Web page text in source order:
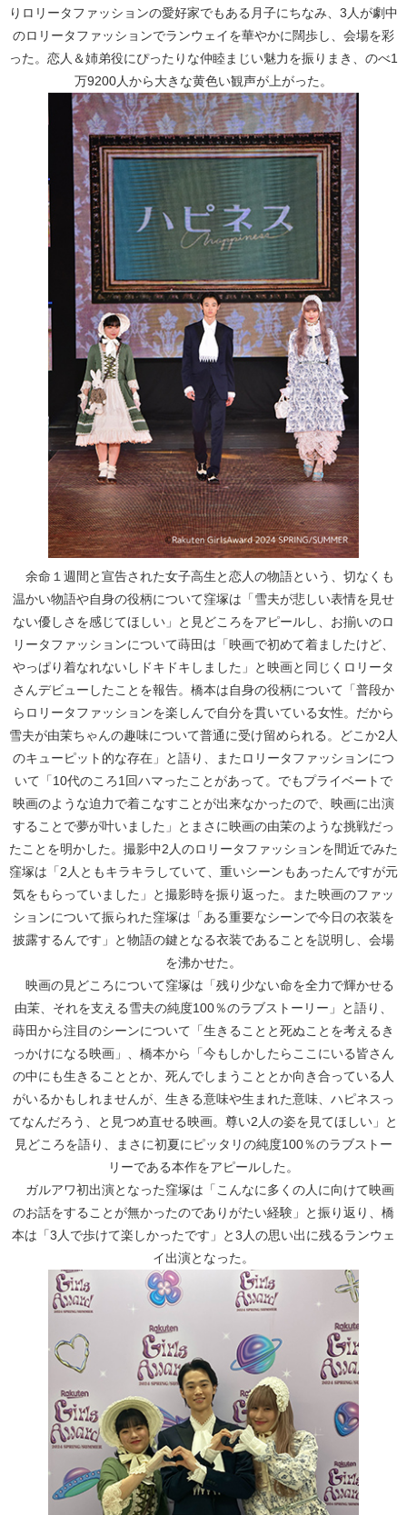
りロリータファッションの愛好家でもある月子にちなみ、3人が劇中
のロリータファッションでランウェイを華やかに闊歩し、会場を彩
った。恋人＆姉弟役にぴったりな仲睦まじい魅力を振りまき、のべ1
万9200人から大きな黄色い観声が上がった。
余命１週間と宣告された女子高生と恋人の物語という、切なくも
温かい物語や自身の役柄について窪塚は「雪夫が悲しい表情を見せ
ない優しさを感じてほしい」と見どころをアピールし、お揃いのロ
リータファッションについて蒔田は「映画で初めて着ましたけど、
やっぱり着なれないしドキドキしました」と映画と同じくロリータ
さんデビューしたことを報告。橋本は自身の役柄について「普段か
らロリータファッションを楽しんで自分を貫いている女性。だから
雪夫が由茉ちゃんの趣味について普通に受け留められる。どこか2人
のキューピット的な存在」と語り、またロリータファッションにつ
いて「10代のころ1回ハマったことがあって。でもプライベートで
映画のような迫力で着こなすことが出来なかったので、映画に出演
することで夢が叶いました」とまさに映画の由茉のような挑戦だっ
たことを明かした。撮影中2人のロリータファッションを間近でみた
窪塚は「2人ともキラキラしていて、重いシーンもあったんですが元
気をもらっていました」と撮影時を振り返った。また映画のファッ
ションについて振られた窪塚は「ある重要なシーンで今日の衣装を
披露するんです」と物語の鍵となる衣装であることを説明し、会場
を沸かせた。
映画の見どころについて窪塚は「残り少ない命を全力で輝かせる
由茉、それを支える雪夫の純度100％のラブストーリー」と語り、
蒔田から注目のシーンについて「生きることと死ぬことを考えるき
っかけになる映画」、橋本から「今もしかしたらここにいる皆さん
の中にも生きることとか、死んでしまうこととか向き合っている人
がいるかもしれませんが、生きる意味や生まれた意味、ハピネスっ
てなんだろう、と見つめ直せる映画。尊い2人の姿を見てほしい」と
見どころを語り、まさに初夏にピッタリの純度100％のラブストー
リーである本作をアピールした。
ガルアワ初出演となった窪塚は「こんなに多くの人に向けて映画
のお話をすることが無かったのでありがたい経験」と振り返り、橋
本は「3人で歩けて楽しかったです」と3人の思い出に残るランウェ
イ出演となった。